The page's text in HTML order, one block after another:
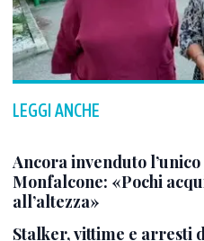
LEGGI ANCHE
Ancora invenduto l’unico
Monfalcone: «Pochi
all’altezza»
Stalker, vittime e arresti